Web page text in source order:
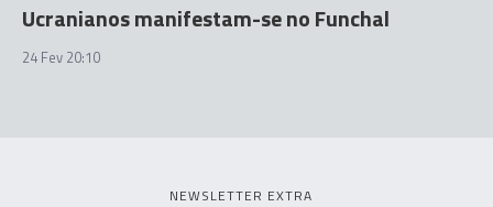
Ucranianos manifestam-se no Funchal
24 Fev 20:10
NEWSLETTER EXTRA